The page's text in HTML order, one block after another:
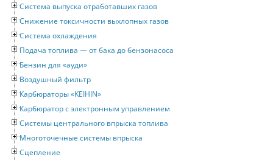
Система выпуска отработавших газов
Снижение токсичности выхлопных газов
Система охлаждения
Подача топлива — от бака до бензонасоса
Бензин для «ауди»
Воздушный фильтр
Карбюраторы «KEIHIN»
Карбюратор с электронным управлением
Системы центрального впрыска топлива
Многоточечные системы впрыска
Сцепление